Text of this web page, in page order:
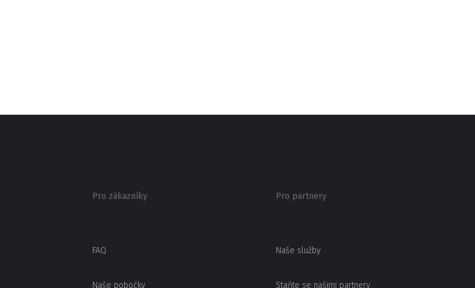
Pro zákazníky
FAQ
Naše pobočky
Pro partnery
Naše služby
Staňte se našimi partnery